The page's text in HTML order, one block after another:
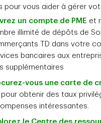
pour vous aider à gérer
un compte de PME et
illimité de dépôts de
TD dans votre
bancaires aux
supplémentaires
vous une carte de
pour obtenir des taux
intéressantes.